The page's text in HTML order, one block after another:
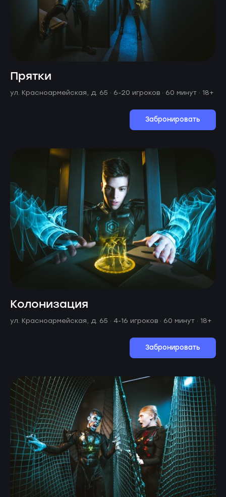
Прятки
ул. Красноармейская, д. 65 · 6-20 игроков · 60 минут · 18+
Забронировать
Колонизация
ул. Красноармейская, д. 65 · 4-16 игроков · 60 минут · 18+
Забронировать